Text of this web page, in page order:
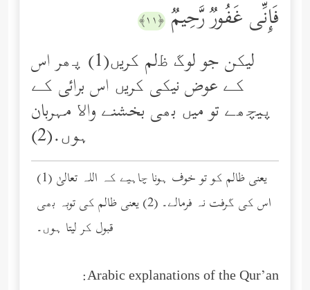
فَإِنِّی غَفُورࣱ رَّحِیمࣱ ﴿١١﴾
لیکن جو لوگ ﻇلم کریں(1) پھر اس
کے عوض نیکی کریں اس برائی کے
پیچھے تو میں بھی بخشنے واﻻ مہربان
ہوں.(2)
(1) یعنی ظالم کو تو خوف ہونا چاہیے کہ اللہ تعالیٰ
اس کی گرفت نہ فرمالے۔ (2) یعنی ظالم کی توبہ بھی
قبول کر لیتا ہوں۔
Arabic explanations of the Qur’an: